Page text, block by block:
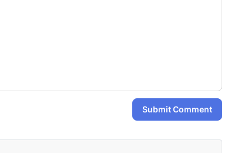
Submit Comment